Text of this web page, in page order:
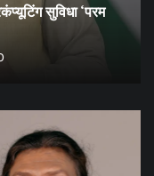
सुविधा ‘परम